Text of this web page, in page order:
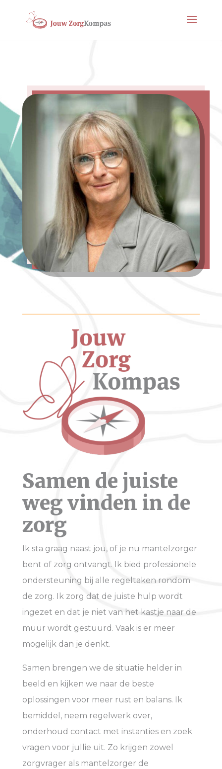
Samen de juiste
weg vinden in de
zorg
Ik sta graag naast jou, of je nu mantelzorger
bent of zorg ontvangt. Ik bied professionele
ondersteuning bij alle regeltaken rondom
de zorg. Ik zorg dat de juiste hulp wordt
ingezet en dat je niet van het kastje naar de
muur wordt gestuurd. Vaak is er meer
mogelijk dan je denkt.
Samen brengen we de situatie helder in
beeld en kijken we naar de beste
oplossingen voor meer rust en balans. Ik
bemiddel, neem regelwerk over,
onderhoud contact met instanties en zoek
vragen voor jullie uit. Zo krijgen zowel
zorgvrager als mantelzorger de